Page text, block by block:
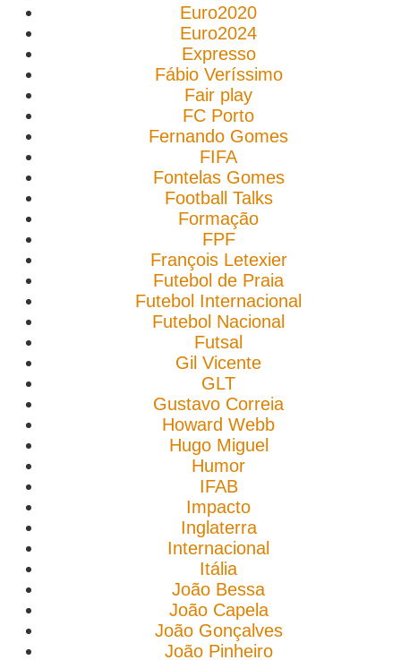
Euro2020
Euro2024
Expresso
Fábio Veríssimo
Fair play
FC Porto
Fernando Gomes
FIFA
Fontelas Gomes
Football Talks
Formação
FPF
François Letexier
Futebol de Praia
Futebol Internacional
Futebol Nacional
Futsal
Gil Vicente
GLT
Gustavo Correia
Howard Webb
Hugo Miguel
Humor
IFAB
Impacto
Inglaterra
Internacional
Itália
João Bessa
João Capela
João Gonçalves
João Pinheiro